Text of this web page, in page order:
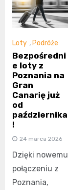
Loty , Podróże
Bezpośredni
e loty z
Poznania na
Gran
Canarię już
od
października
!
24 marca 2026
Dzięki nowemu
połączeniu z
Poznania,